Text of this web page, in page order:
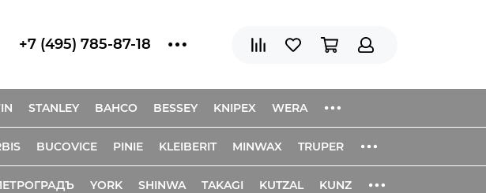
+7 (495) 785-87-18
STANLEY BAHCO BESSEY KNIPEX WERA
BUCOVICE PINIE KLEIBERIT MINWAX TRUPER
YORK SHINWA TAKAGI KUTZAL KUNZ